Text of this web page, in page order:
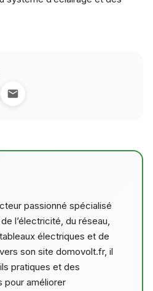
passionné spécialisé
l’électricité, du réseau,
électriques et de
son site domovolt.fr, il
pratiques et des
pour améliorer